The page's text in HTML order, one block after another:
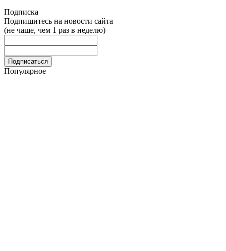
Подписка
Подпишитесь на новости сайта
(не чаще, чем 1 раз в неделю)
Популярное